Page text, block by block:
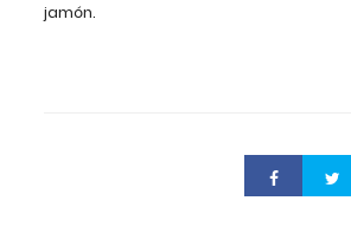
jamón.